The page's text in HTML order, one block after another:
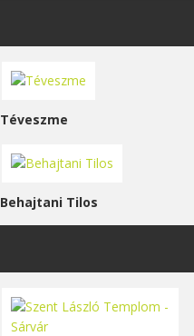
Téveszme
Behajtani Tilos